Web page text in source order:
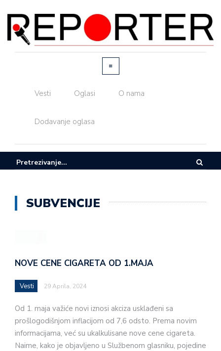
Vesti Oglasi O nama
Dodavanje oglasa
SUBVENCIJE
NOVE CENE CIGARETA OD 1.MAJA
Vesti 29 Aprila, 2024
Od 1. maja važiće novi iznosi akciza usklađeni sa
prošlogodišnjom inflacijom od 7,6 odsto. Prema novim
informacijama, već su ukalkulisane nove cene cigareta.
Naime, kako je objavljeno u Službenom glasniku, pojedine